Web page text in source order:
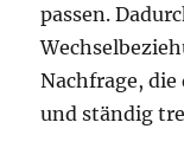
passen.
Nachfrage,
und ständig